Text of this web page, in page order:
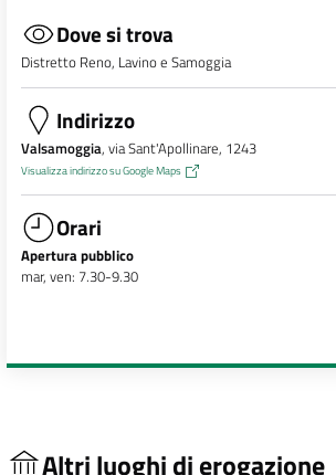
Dove si trova
Distretto Reno, Lavino e Samoggia
Indirizzo
Valsamoggia, via Sant'Apollinare, 1243
Visualizza indirizzo su Google Maps
Orari
Apertura pubblico
mar, ven: 7.30-9.30
Altri luoghi di erogazione